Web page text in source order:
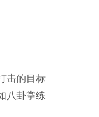
击的目标
八卦掌练